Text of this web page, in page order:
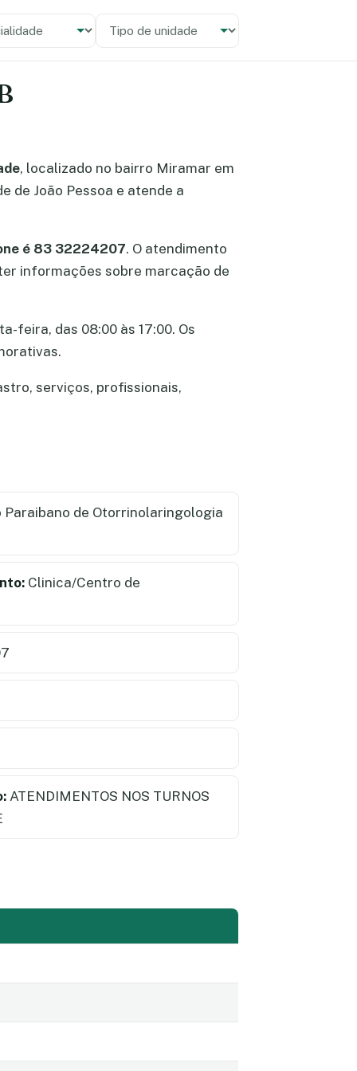
, localizado no bairro Miramar em
de João Pessoa e atende a
é 83 32224207. O atendimento
informações sobre marcação de
feira, das 08:00 às 17:00. Os
serviços, profissionais,
de Otorrinolaringologia
Clinica/Centro de
ATENDIMENTOS NOS TURNOS